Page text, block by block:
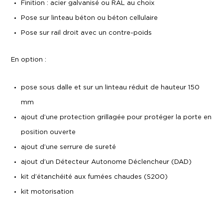
Finition : acier galvanisé ou RAL au choix
Pose sur linteau béton ou béton cellulaire
Pose sur rail droit avec un contre-poids
En option :
pose sous dalle et sur un linteau réduit de hauteur 150
mm
ajout d’une protection grillagée pour protéger la porte en
position ouverte
ajout d’une serrure de sureté
ajout d’un Détecteur Autonome Déclencheur (DAD)
kit d’étanchéité aux fumées chaudes (S200)
kit motorisation